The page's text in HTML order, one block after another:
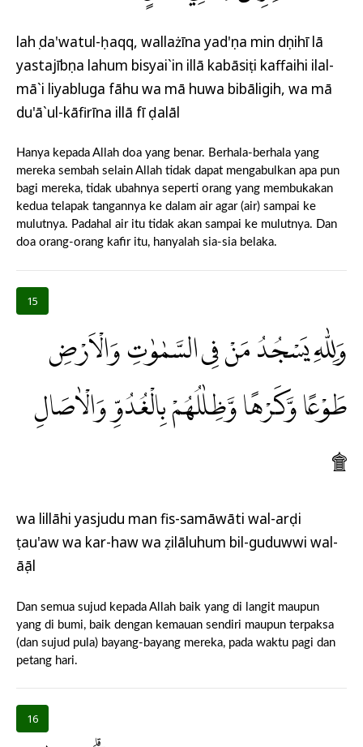
lahụ da'watul-ḥaqq, wallażīna yad'ụna min dụnihī lā
yastajībụna lahum bisyai`in illā kabāsiṭi kaffaihi ilal-
mā`i liyabluga fāhu wa mā huwa bibāligih, wa mā
du'ā`ul-kāfirīna illā fī ḍalāl
Hanya kepada Allah doa yang benar. Berhala-berhala yang
mereka sembah selain Allah tidak dapat mengabulkan apa pun
bagi mereka, tidak ubahnya seperti orang yang membukakan
kedua telapak tangannya ke dalam air agar (air) sampai ke
mulutnya. Padahal air itu tidak akan sampai ke mulutnya. Dan
doa orang-orang kafir itu, hanyalah sia-sia belaka.
15
وَلِلّٰهِ يَسْجُدُ مَنْ فِى السَّمٰوٰتِ وَالْاَرْضِ
طَوْعًا وَّكَرْهًا وَّظِلٰلُهُمْ بِالْغُدُوِّ وَالْاٰصَالِ
۩
wa lillāhi yasjudu man fis-samāwāti wal-arḍi
ṭau'aw wa kar-haw wa ẓilāluhum bil-guduwwi wal-
āṣāl
Dan semua sujud kepada Allah baik yang di langit maupun
yang di bumi, baik dengan kemauan sendiri maupun terpaksa
(dan sujud pula) bayang-bayang mereka, pada waktu pagi dan
petang hari.
16